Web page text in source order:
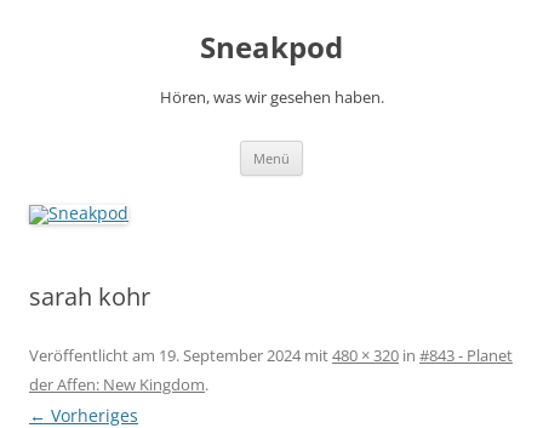
Sneakpod
Hören, was wir gesehen haben.
Menü
sarah kohr
Veröffentlicht am 19. September 2024mit480 × 320 in #843 - Planet
der Affen: New Kingdom.
← Vorheriges